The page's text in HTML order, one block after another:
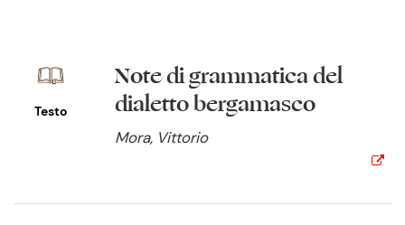
Testo
Note di grammatica del
dialetto bergamasco
Mora, Vittorio